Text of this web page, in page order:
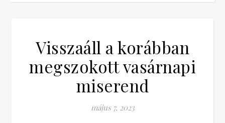
Visszaáll a korábban
megszokott vasárnapi
miserend
május 7, 2023